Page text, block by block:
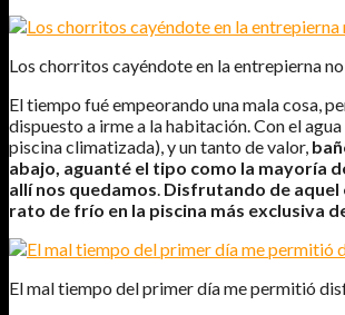
Los chorritos cayéndote en la entrepierna
El tiempo fué empeorando una mala cosa,
dispuesto a irme a la habitación. Con el
piscina climatizada), y un tanto de valor,
abajo, aguanté el tipo como la mayoría
allí nos quedamos. Disfrutando de aquel
rato de frío en la piscina más exclusiva
El mal tiempo del primer día me permitió